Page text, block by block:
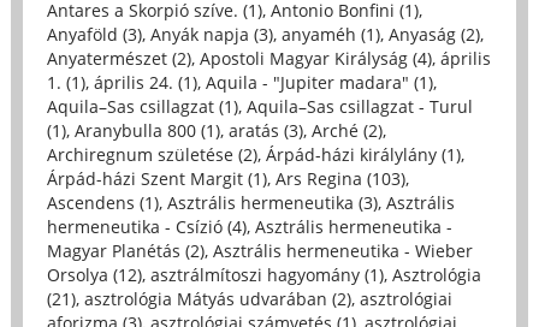
Antares a Skorpió szíve. (1), Antonio Bonfini (1),
Anyaföld (3), Anyák napja (3), anyaméh (1), Anyaság (2),
Anyatermészet (2), Apostoli Magyar Királyság (4), április
1. (1), április 24. (1), Aquila - "Jupiter madara" (1),
Aquila–Sas csillagzat (1), Aquila–Sas csillagzat - Turul
(1), Aranybulla 800 (1), aratás (3), Arché (2),
Archiregnum születése (2), Árpád-házi királylány (1),
Árpád-házi Szent Margit (1), Ars Regina (103),
Ascendens (1), Asztrális hermeneutika (3), Asztrális
hermeneutika - Csízió (4), Asztrális hermeneutika -
Magyar Planétás (2), Asztrális hermeneutika - Wieber
Orsolya (12), asztrálmítoszi hagyomány (1), Asztrológia
(21), asztrológia Mátyás udvarában (2), asztrológiai
aforizma (3), asztrológiai számvetés (1), asztrológiai